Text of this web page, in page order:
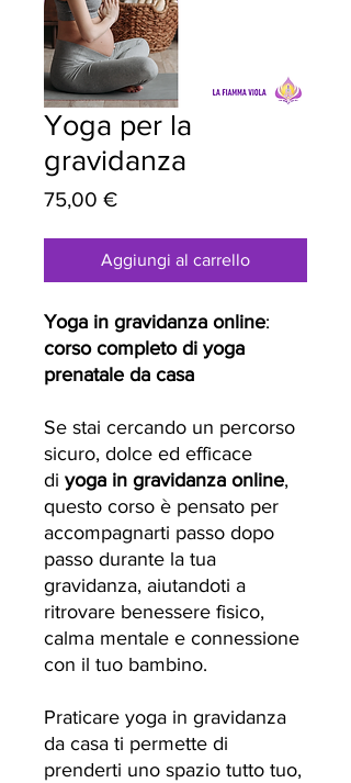
Yoga per la
gravidanza
75,00 €Prezzo
Aggiungi al carrello
Yoga in gravidanza online:
corso completo di yoga
prenatale da casa
Se stai cercando un percorso
sicuro, dolce ed efficace
di yoga in gravidanza online,
questo corso è pensato per
accompagnarti passo dopo
passo durante la tua
gravidanza, aiutandoti a
ritrovare benessere fisico,
calma mentale e connessione
con il tuo bambino.
Praticare yoga in gravidanza
da casa ti permette di
prenderti uno spazio tutto tuo,